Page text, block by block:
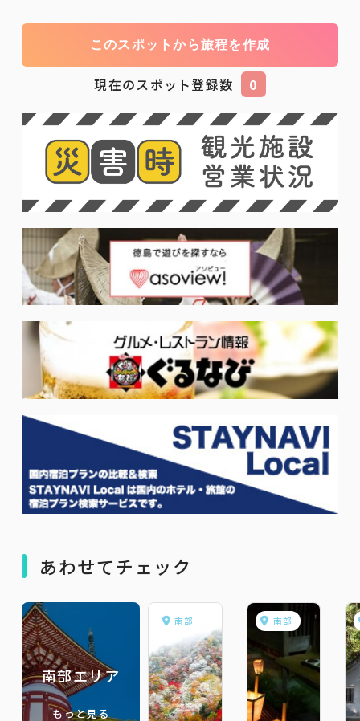
このスポットから旅程を作成
現在のスポット登録数 0
あわせてチェック
南部エリア
もっと見る
南部 南部